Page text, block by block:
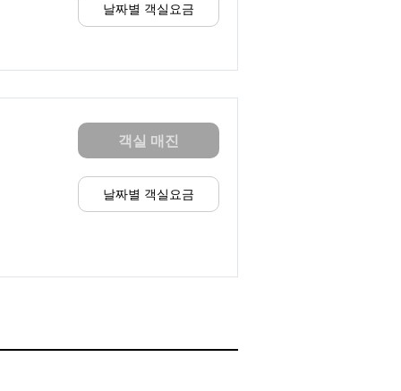
날짜별 객실요금
객실 매진
날짜별 객실요금